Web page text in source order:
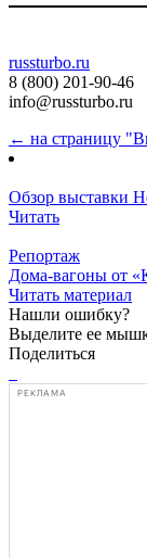
russturbo.ru
8 (800) 201-90-46
info@russturbo.ru
← на страницу
Обзор выставки
Читать
Репортаж
Дома-вагоны от
Читать материал
Нашли ошибку?
Выделите ее
Поделиться
РЕКЛАМА